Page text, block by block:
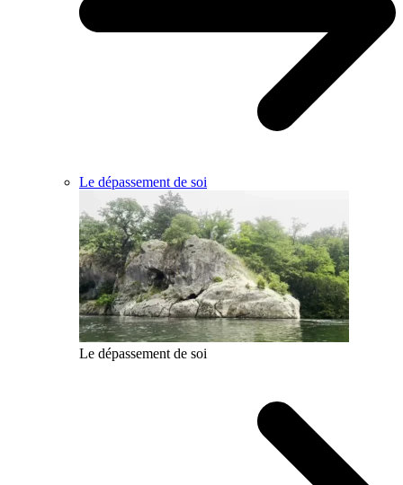
Le dépassement de soi
Le dépassement de soi